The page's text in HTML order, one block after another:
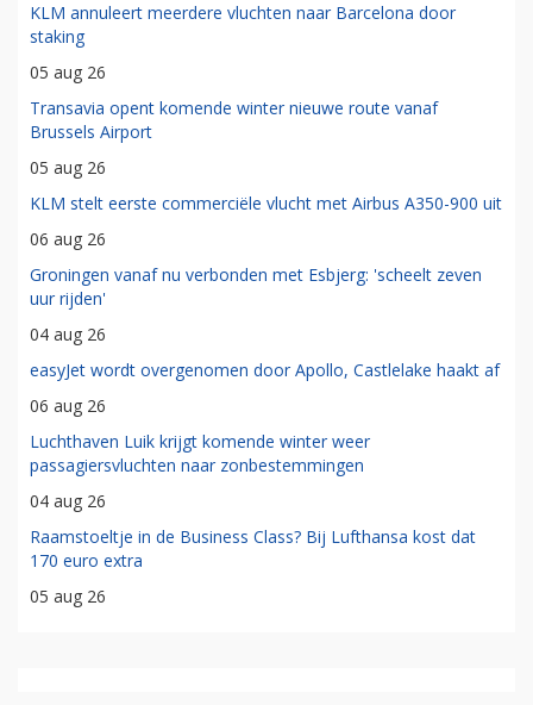
KLM annuleert meerdere vluchten naar Barcelona door
staking
05 aug 26
Transavia opent komende winter nieuwe route vanaf
Brussels Airport
05 aug 26
KLM stelt eerste commerciële vlucht met Airbus A350-900 uit
06 aug 26
Groningen vanaf nu verbonden met Esbjerg: 'scheelt zeven
uur rijden'
04 aug 26
easyJet wordt overgenomen door Apollo, Castlelake haakt af
06 aug 26
Luchthaven Luik krijgt komende winter weer
passagiersvluchten naar zonbestemmingen
04 aug 26
Raamstoeltje in de Business Class? Bij Lufthansa kost dat
170 euro extra
05 aug 26